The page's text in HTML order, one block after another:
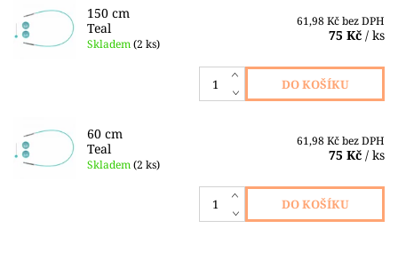
150 cm
Teal
Skladem(2 ks)
61,98 Kč bez DPH
75 Kč / ks
60 cm
Teal
Skladem(2 ks)
61,98 Kč bez DPH
75 Kč / ks